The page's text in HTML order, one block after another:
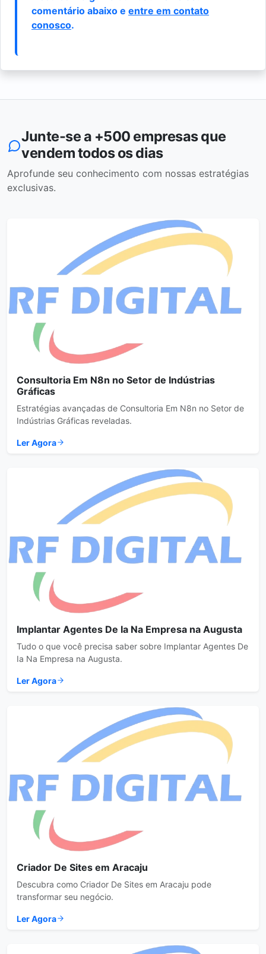
comentário abaixo e entre em contato
conosco.
Junte-se a +500 empresas que
vendem todos os dias
Aprofunde seu conhecimento com nossas estratégias
exclusivas.
Consultoria Em N8n no Setor de Indústrias
Gráficas
Estratégias avançadas de Consultoria Em N8n no Setor de
Indústrias Gráficas reveladas.
Ler Agora
Implantar Agentes De Ia Na Empresa na Augusta
Tudo o que você precisa saber sobre Implantar Agentes De
Ia Na Empresa na Augusta.
Ler Agora
Criador De Sites em Aracaju
Descubra como Criador De Sites em Aracaju pode
transformar seu negócio.
Ler Agora